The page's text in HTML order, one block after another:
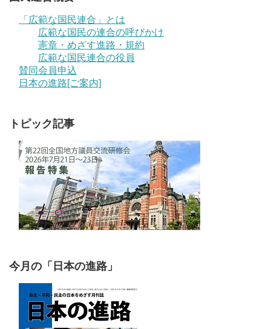
「広範な国民連合」とは
広範な国民の連合の呼びかけ
憲章・めざす進路・規約
広範な国民連合の役員
賛同会員申込
日本の進路[ご案内]
トピック記事
今月の「日本の進路」